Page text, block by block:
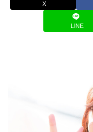
X
LINE